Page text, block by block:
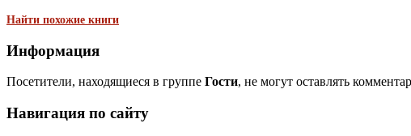
Найти похожие книги
Информация
Посетители, находящиеся в группе Гости, не могут оставлять
Навигация по сайту